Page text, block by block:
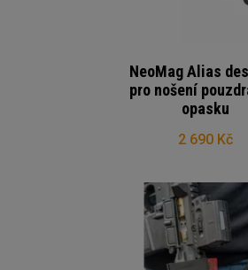
NeoMag Alias
pro nošení
opasku
2 690 Kč